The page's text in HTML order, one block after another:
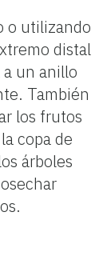
o utilizando
distal
un anillo
También
los frutos
copa de
árboles